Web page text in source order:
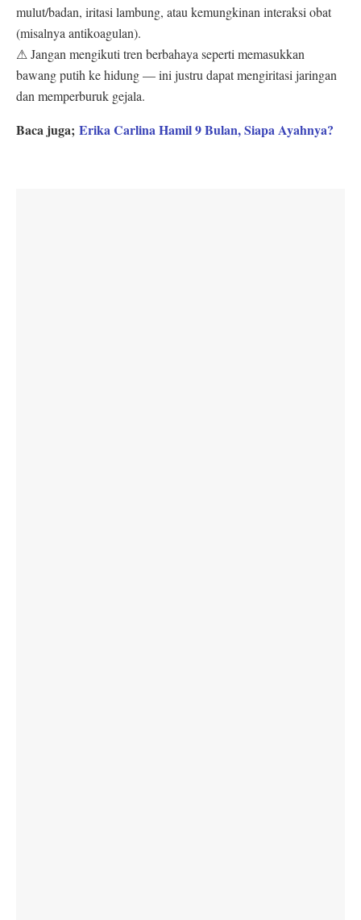
mulut/badan, iritasi lambung, atau kemungkinan interaksi obat
(misalnya antikoagulan).
⚠ Jangan mengikuti tren berbahaya seperti memasukkan
bawang putih ke hidung — ini justru dapat mengiritasi jaringan
dan memperburuk gejala.
Baca juga; Erika Carlina Hamil 9 Bulan, Siapa Ayahnya?